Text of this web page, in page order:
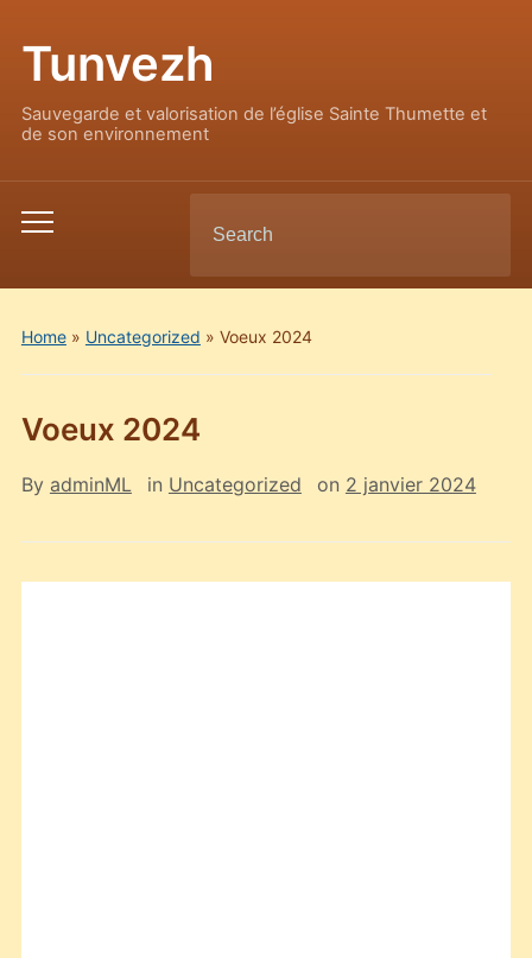
Tunvezh
Sauvegarde et valorisation de l’église Sainte Thumette et
de son environnement
Toggle
menu
for:
Home» Uncategorized » Voeux 2024
Voeux 2024
By adminML in Uncategorized on 2 janvier 2024